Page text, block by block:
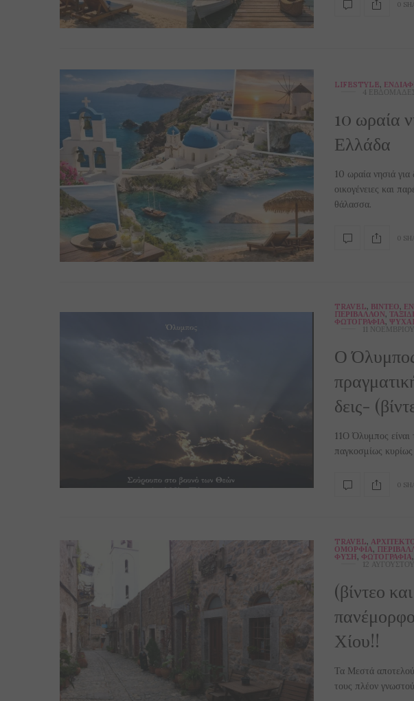
0
LIFESTYLE,
4
10 ωραία
Ελλάδα
10 ωραία νησιά
οικογένειες και
θάλασσα.
0
TRAVEL, ΒΊΝΤΕΟ,
ΠΕΡΙΒΆΛΛΟΝ,
ΦΩΤΟΓΡΑΦΊΑ,
11
Ο
δεις-
11Ο Όλυμπος
παγκοσμίως
0
TRAVEL,
ΟΜΟΡΦΙΆ,
ΦΎΣΗ, ΦΩΤΟΓΡΑΦΊΑ,
12
(βίντεο
Χίου!!
Τα Μεστά
τους πλέον